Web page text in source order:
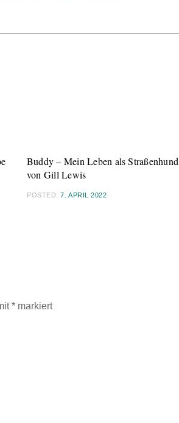
Buddy – Mein Leben als Straßenhund
von Gill Lewis
POSTED:7. APRIL 2022
* markiert